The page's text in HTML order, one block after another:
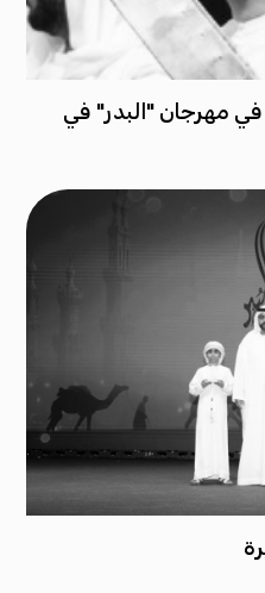
في مهرجان "البدر" في